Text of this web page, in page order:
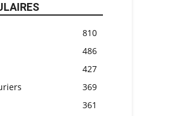
810
486
427
369
361